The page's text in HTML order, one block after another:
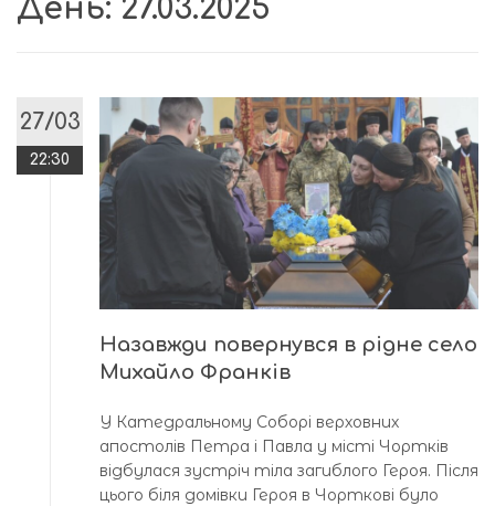
День: 27.03.2025
27/03
22:30
Назавжди повернувся в рідне село
Михайло Франків
У Катедральному Соборі верховних
апостолів Петра і Павла у місті Чортків
відбулася зустріч тіла загиблого Героя. Після
цього біля домівки Героя в Чорткові було